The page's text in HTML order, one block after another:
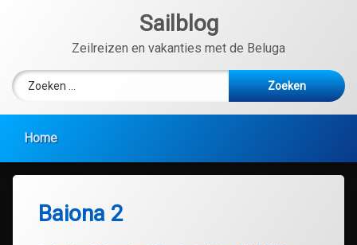
Sailblog
Zeilreizen en vakanties met de Beluga
Zoeken naar:
Home
Baiona 2